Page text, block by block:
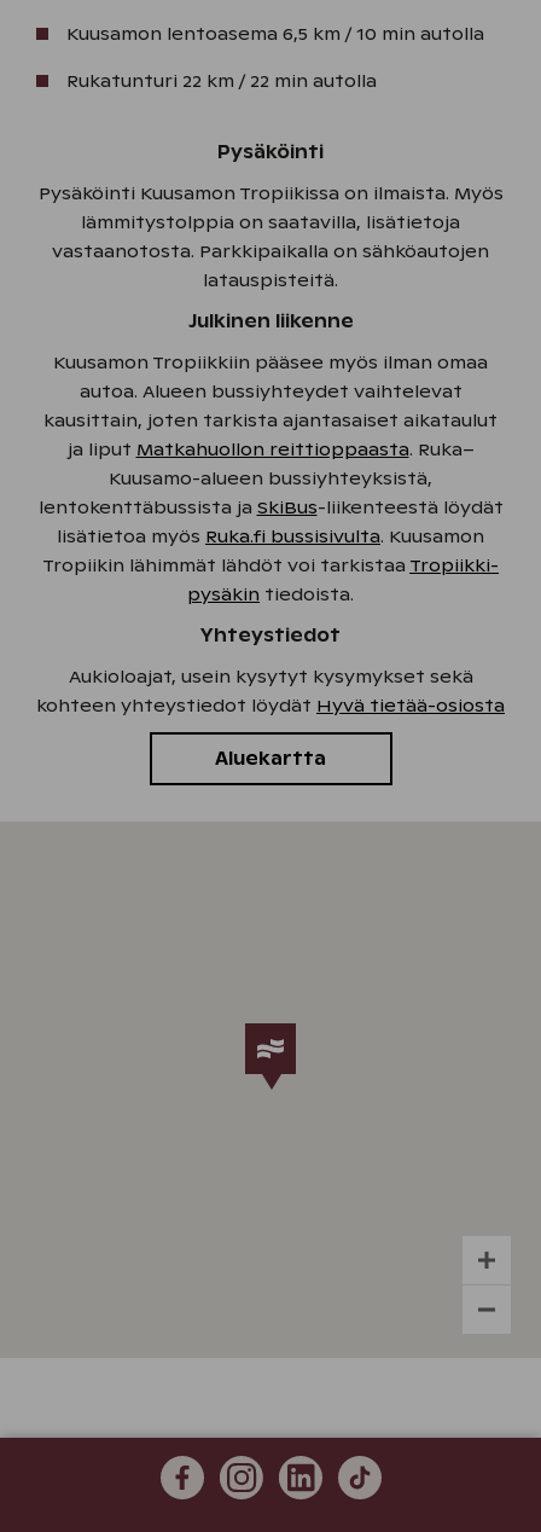
Kuusamon lentoasema 6,5 km / 10 min autolla
Rukatunturi 22 km / 22 min autolla
Pysäköinti
Pysäköinti Kuusamon Tropiikissa on ilmaista. Myös
lämmitystolppia on saatavilla, lisätietoja
vastaanotosta. Parkkipaikalla on sähköautojen
latauspisteitä.
Julkinen liikenne
Kuusamon Tropiikkiin pääsee myös ilman omaa
autoa. Alueen bussiyhteydet vaihtelevat
kausittain, joten tarkista ajantasaiset aikataulut
ja liput Matkahuollon reittioppaasta. Ruka–
Kuusamo-alueen bussiyhteyksistä,
lentokenttäbussista ja SkiBus-liikenteestä löydät
lisätietoa myös Ruka.fi bussisivulta. Kuusamon
Tropiikin lähimmät lähdöt voi tarkistaa Tropiikki-
pysäkin tiedoista.
Yhteystiedot
Aukioloajat, usein kysytyt kysymykset sekä
kohteen yhteystiedot löydät Hyvä tietää-osiosta
Aluekartta